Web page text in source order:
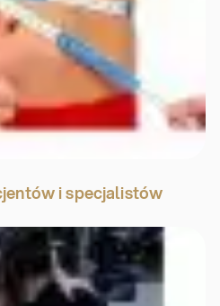
i specjalistów